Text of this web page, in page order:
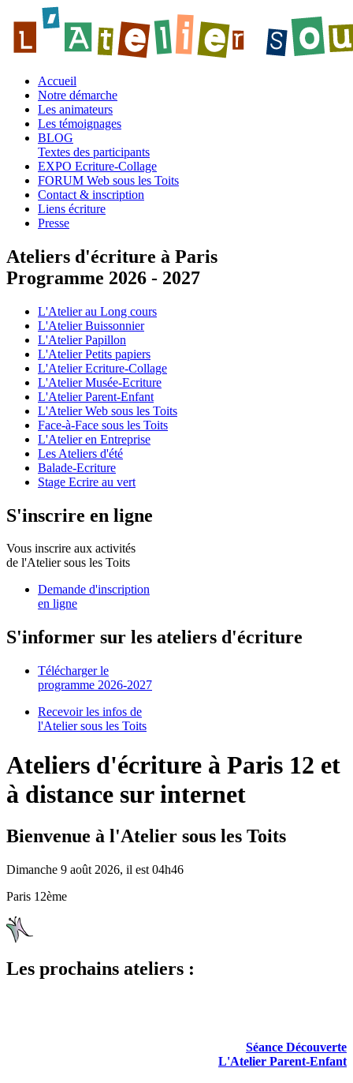
Accueil
Notre démarche
Les animateurs
Les témoignages
BLOG
Textes des participants
EXPO Ecriture-Collage
FORUM Web sous les Toits
Contact & inscription
Liens écriture
Presse
Ateliers d'écriture à Paris
Programme 2026 - 2027
L'Atelier au Long cours
L'Atelier Buissonnier
L'Atelier Papillon
L'Atelier Petits papiers
L'Atelier Ecriture-Collage
L'Atelier Musée-Ecriture
L'Atelier Parent-Enfant
L'Atelier Web sous les Toits
Face-à-Face sous les Toits
L'Atelier en Entreprise
Les Ateliers d'été
Balade-Ecriture
Stage Ecrire au vert
S'inscrire en ligne
Vous inscrire aux activités
de l'Atelier sous les Toits
Demande d'inscription
en ligne
S'informer sur les ateliers d'écriture
Télécharger le
programme 2026-2027
Recevoir les infos de
l'Atelier sous les Toits
Ateliers d'écriture à Paris 12 et
à distance sur internet
Bienvenue à l'Atelier sous les Toits
Dimanche 9 août 2026, il est 04h46
Paris 12ème
Les prochains ateliers :
Séance Découverte
L'Atelier Parent-Enfant